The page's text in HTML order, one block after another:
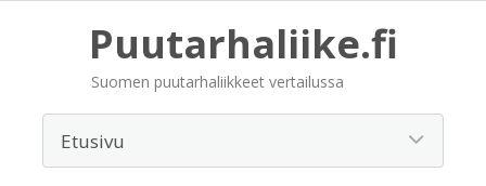
Puutarhaliike.fi
Suomen puutarhaliikkeet vertailussa